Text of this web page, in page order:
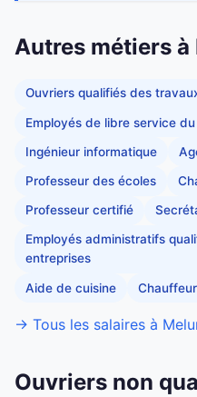
Autres métiers à
Ouvriers qualifiés des
Employés de libre service
Ingénieur informatique
Professeur des écoles
Professeur certifié
Employés administratifs
entreprises
Aide de cuisine
→ Tous les salaires à
Ouvriers non